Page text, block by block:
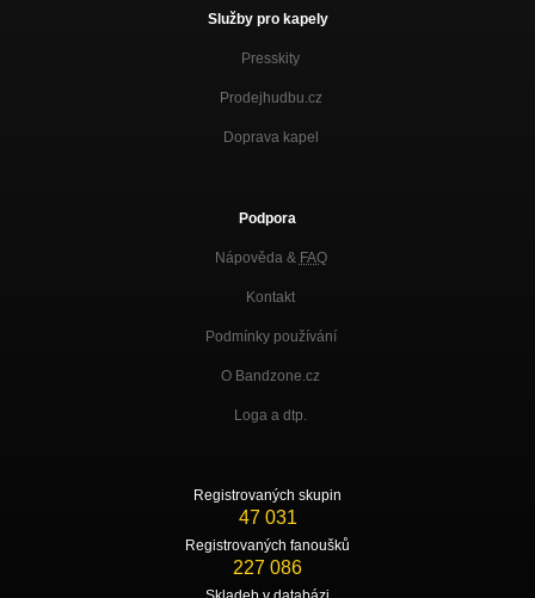
Služby pro kapely
Presskity
Prodejhudbu.cz
Doprava kapel
Podpora
Nápověda & FAQ
Kontakt
Podmínky používání
O Bandzone.cz
Loga a dtp.
Registrovaných skupin
47 031
Registrovaných fanoušků
227 086